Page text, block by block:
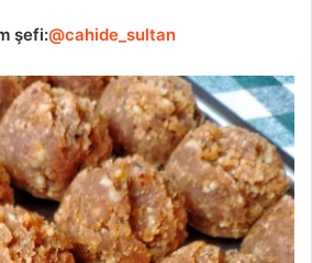
şefi:@cahide_sultan